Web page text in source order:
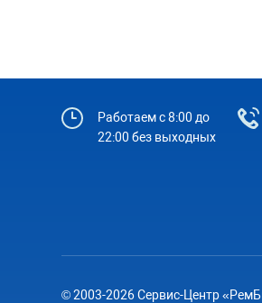
Работаем с 8:00 до
22:00 без выходных
© 2003-2026 Сервис-Центр